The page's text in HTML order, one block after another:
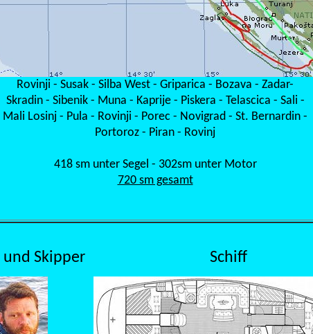
Rovinji - Susak - Silba West - Griparica - Bozava - Zadar-
Skradin - Sibenik - Muna - Kaprije - Piskera - Telascica - Sali -
Mali Losinj - Pula - Rovinji - Porec - Novigrad - St. Bernardin -
Portoroz - Piran - Rovinj
418 sm unter Segel - 302sm unter Motor
720 sm gesamt
Skipper Schiff